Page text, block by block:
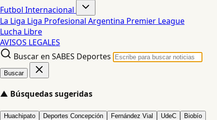
Futbol Internacional
La Liga Liga Profesional Argentina Premier League
Lucha Libre
AVISOS LEGALES
Buscar en SABES Deportes
Buscar
▲ Búsquedas sugeridas
Huachipato Deportes Concepción Fernández Vial UdeC Biobío